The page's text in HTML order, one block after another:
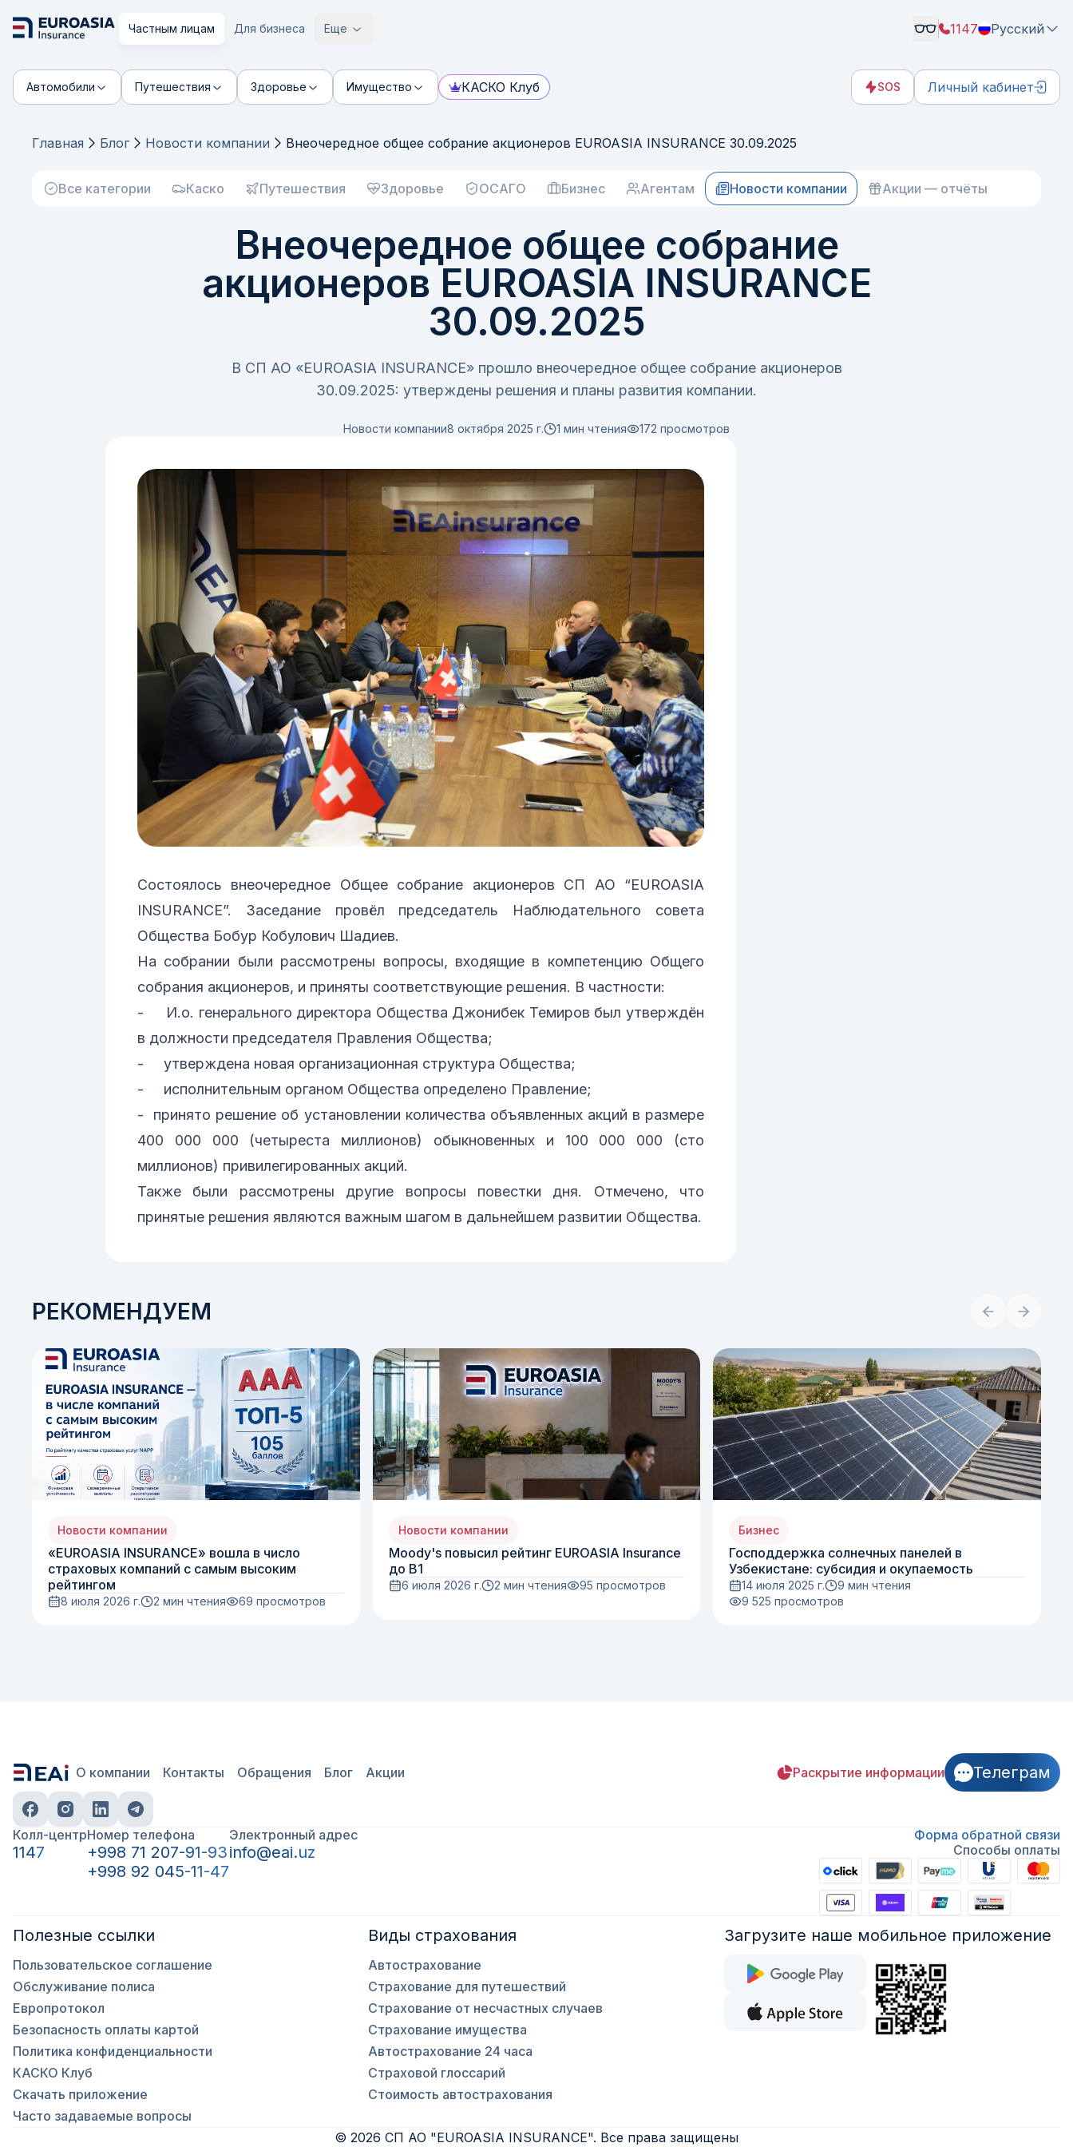
Частным лицам Для бизнеса Еще 1147 Русский
Автомобили Путешествия Здоровье Имущество КАСКО Клуб SOS Личный кабинет
Главная Блог Новости компании Внеочередное общее собрание акционеров EUROASIA INSURANCE 30.09.2025
Все категории Каско Путешествия Здоровье ОСАГО Бизнес Агентам Новости компании Акции — отчёты
Внеочередное общее собрание
акционеров EUROASIA INSURANCE
30.09.2025
В СП АО «EUROASIA INSURANCE» прошло внеочередное общее собрание акционеров
30.09.2025: утверждены решения и планы развития компании.
Новости компании8 октября 2025 г. 1 мин чтения 172 просмотров
Состоялось внеочередное Общее собрание акционеров СП АО “EUROASIA
INSURANCE”. Заседание провёл председатель Наблюдательного совета
Общества Бобур Кобулович Шадиев.
На собрании были рассмотрены вопросы, входящие в компетенцию Общего
собрания акционеров, и приняты соответствующие решения. В частности:
- И.о. генерального директора Общества Джонибек Темиров был утверждён
в должности председателя Правления Общества;
- утверждена новая организационная структура Общества;
- исполнительным органом Общества определено Правление;
- принято решение об установлении количества объявленных акций в размере
400 000 000 (четыреста миллионов) обыкновенных и 100 000 000 (сто
миллионов) привилегированных акций.
Также были рассмотрены другие вопросы повестки дня. Отмечено, что
принятые решения являются важным шагом в дальнейшем развитии Общества.
РЕКОМЕНДУЕМ
Новости компании
«EUROASIA INSURANCE» вошла в число
страховых компаний с самым высоким
рейтингом
8 июля 2026 г. 2 мин чтения 69 просмотров
Новости компании
Moody's повысил рейтинг EUROASIA Insurance
до B1
6 июля 2026 г. 2 мин чтения 95 просмотров
Бизнес
Господдержка солнечных панелей в
Узбекистане: субсидия и окупаемость
14 июля 2025 г.
9 мин чтения
9 525 просмотров
О компании Контакты Обращения Блог Акции Раскрытие информации Телеграм
Колл-центр
1147
Номер телефона
+998 71 207-91-93
+998 92 045-11-47
Электронный адрес
info@eai.uz
Форма обратной связи
Способы оплаты
Полезные ссылки
Пользовательское соглашение
Обслуживание полиса
Европротокол
Безопасность оплаты картой
Политика конфиденциальности
КАСКО Клуб
Скачать приложение
Часто задаваемые вопросы
Виды страхования
Автострахование
Страхование для путешествий
Страхование от несчастных случаев
Страхование имущества
Автострахование 24 часа
Страховой глоссарий
Стоимость автострахования
Загрузите наше мобильное приложение
© 2026 СП АО "EUROASIA INSURANCE". Все права защищены